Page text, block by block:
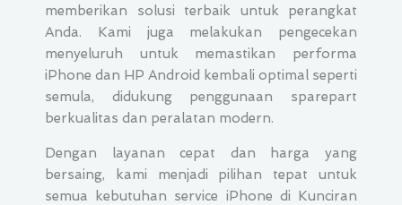
memberikan solusi terbaik untuk perangkat
Anda. Kami juga melakukan pengecekan
menyeluruh untuk memastikan performa
iPhone dan HP Android kembali optimal seperti
semula, didukung penggunaan sparepart
berkualitas dan peralatan modern.
Dengan layanan cepat dan harga yang
bersaing, kami menjadi pilihan tepat untuk
semua kebutuhan service iPhone di Kunciran